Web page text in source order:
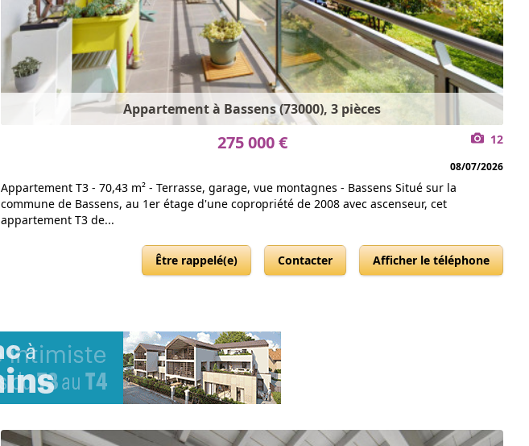
Appartement à Bassens (73000), 3 pièces
275 000 € 12
08/07/2026
Appartement T3 - 70,43 m² - Terrasse, garage, vue montagnes - Bassens Situé sur la
commune de Bassens, au 1er étage d'une copropriété de 2008 avec ascenseur, cet
appartement T3 de...
Être rappelé(e) Contacter Afficher le téléphone